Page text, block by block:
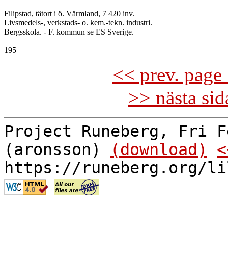
Filipstad, tätort i ö. Värmland, 7 420 inv.
Livsmedels-, verkstads- o. kem.-tekn. industri.
Bergsskola. - F. kommun se ES Sverige.
<< prev.
>> nästa
Project Runeberg, Fri
(aronsson)
(download)
https://runeberg.org/